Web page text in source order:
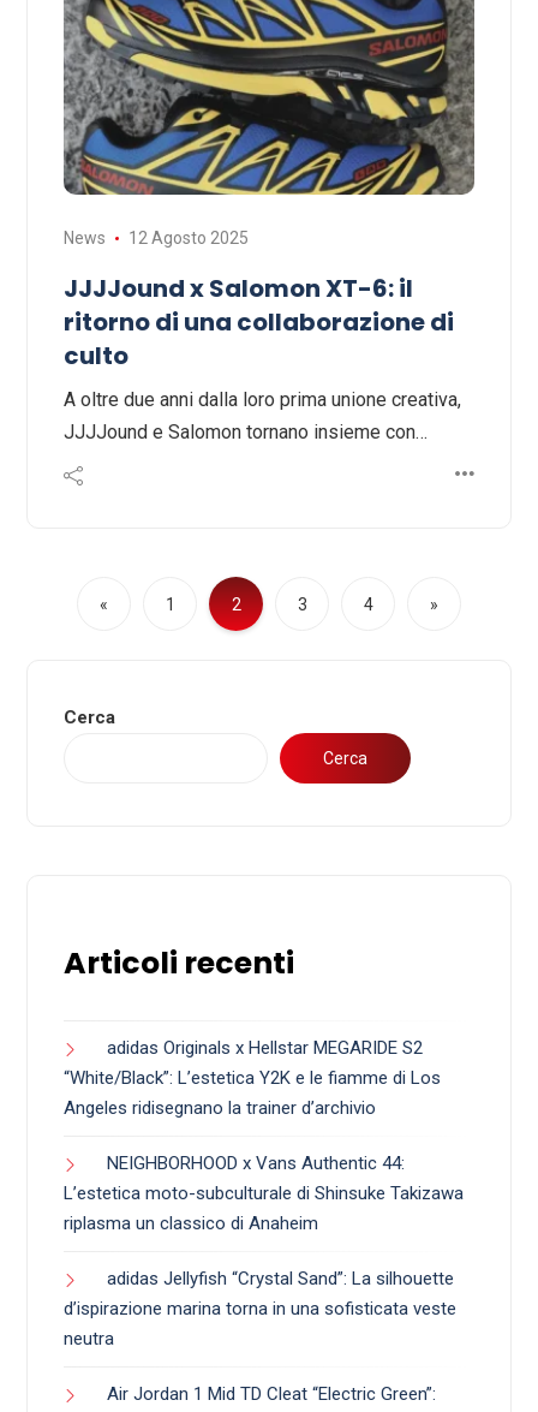
News 12 Agosto 2025
JJJJound x Salomon XT-6: il
ritorno di una collaborazione di
culto
A oltre due anni dalla loro prima unione creativa,
JJJJound e Salomon tornano insieme con…
« 1 2 3 4 »
Cerca
Cerca
Articoli recenti
adidas Originals x Hellstar MEGARIDE S2
“White/Black”: L’estetica Y2K e le fiamme di Los
Angeles ridisegnano la trainer d’archivio
NEIGHBORHOOD x Vans Authentic 44:
L’estetica moto-subculturale di Shinsuke Takizawa
riplasma un classico di Anaheim
adidas Jellyfish “Crystal Sand”: La silhouette
d’ispirazione marina torna in una sofisticata veste
neutra
Air Jordan 1 Mid TD Cleat “Electric Green”: